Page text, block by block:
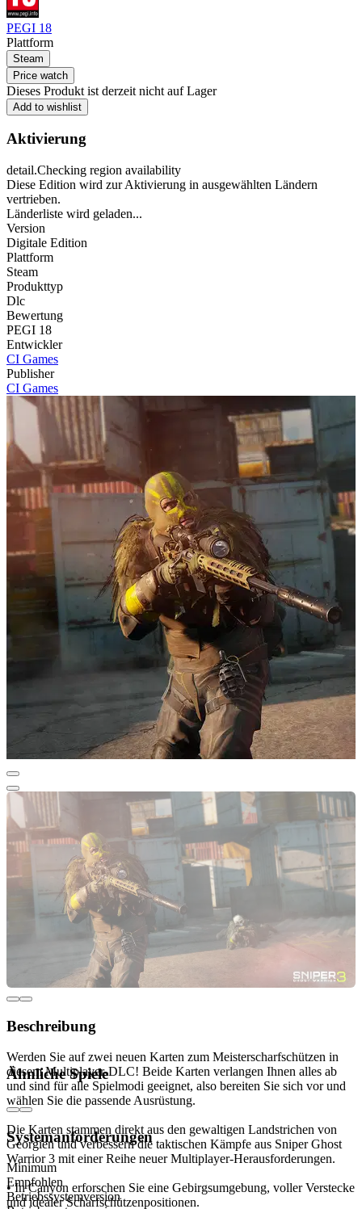
PEGI 18
Plattform
Steam
Price watch
Dieses Produkt ist derzeit nicht auf Lager
Add to wishlist
Aktivierung
detail.Checking region availability
Diese Edition wird zur Aktivierung in ausgewählten Ländern
vertrieben.
Länderliste wird geladen...
Version
Digitale Edition
Plattform
Steam
Produkttyp
Dlc
Bewertung
PEGI 18
Entwickler
CI Games
Publisher
CI Games
Beschreibung
Werden Sie auf zwei neuen Karten zum Meisterscharfschützen in
diesem Multiplayer-DLC! Beide Karten verlangen Ihnen alles ab
und sind für alle Spielmodi geeignet, also bereiten Sie sich vor und
wählen Sie die passende Ausrüstung.
Die Karten stammen direkt aus den gewaltigen Landstrichen von
Georgien und verbessern die taktischen Kämpfe aus Sniper Ghost
Warrior 3 mit einer Reihe neuer Multiplayer-Herausforderungen.
• In Canyon erforschen Sie eine Gebirgsumgebung, voller Verstecke
und idealer Scharfschützenpositionen.
Ähnliche Spiele
Systemanforderungen
Minimum
Empfohlen
Betriebssystemversion